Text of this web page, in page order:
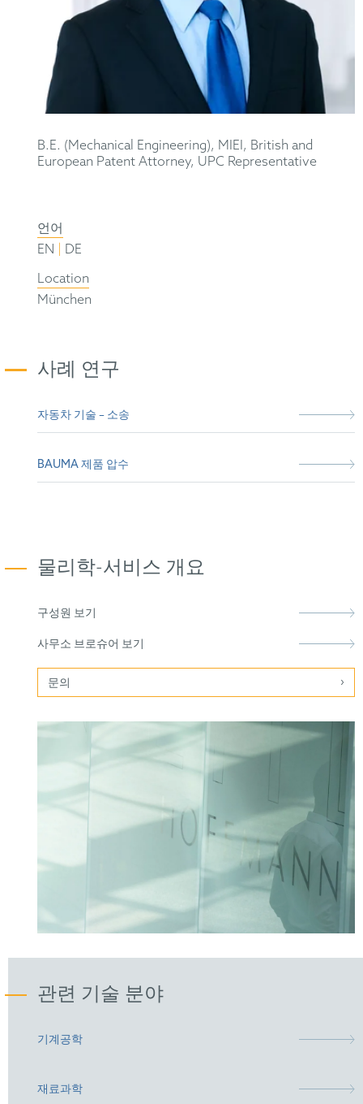
B.E. (Mechanical Engineering), MIEI, British and
European Patent Attorney, UPC Representative
언어
EN
DE
Location
München
사례 연구
자동차 기술 – 소송
BAUMA 제품 압수
물리학-서비스 개요
구성원 보기
사무소 브로슈어 보기
문의
관련 기술 분야
기계공학
재료과학